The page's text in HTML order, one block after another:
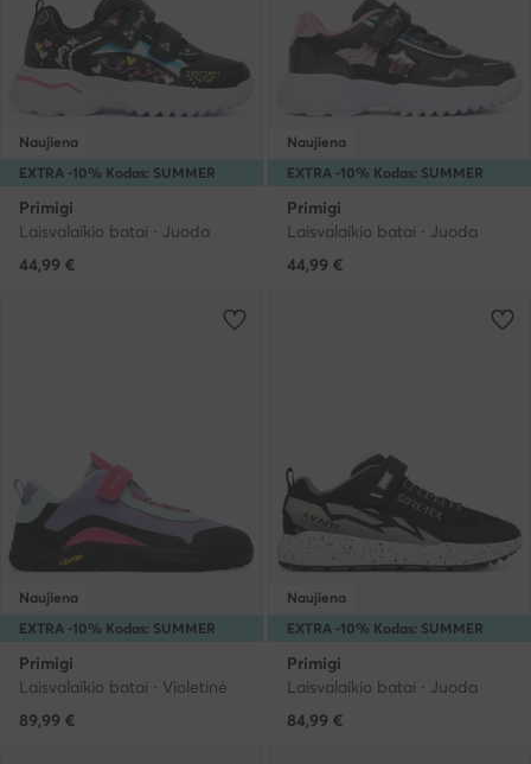
EXTRA -10% Kodas: SUMMER
Naujiena
Primigi
Laisvalaikio batai · Juoda
44,99 €
EXTRA -10% Kodas: SUMMER
Naujiena
Primigi
Laisvalaikio batai · Juoda
44,99 €
EXTRA -10% Kodas: SUMMER
Naujiena
Primigi
Laisvalaikio batai · Violetinė
89,99 €
EXTRA -10% Kodas: SUMMER
Naujiena
Primigi
Laisvalaikio batai · Juoda
84,99 €